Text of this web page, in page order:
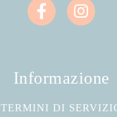
Informazione
TERMINI DI